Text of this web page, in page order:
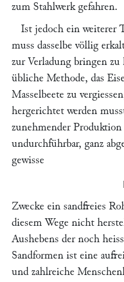
zum Stahlwerk gefahren.
Ist jedoch ein weiterer
muss dasselbe völlig
zur Verladung bringen
übliche Methode, das
Masselbeete zu
hergerichtet werden
zunehmender Produktion
undurchführbar, ganz
gewisse
Zwecke ein sandfreies
diesem Wege nicht
Aushebens der noch
Sandformen ist eine
und zahlreiche